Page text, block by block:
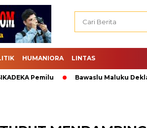
HUMANIORA LINTAS
Pemilu Bawaslu Maluku Deklarasi